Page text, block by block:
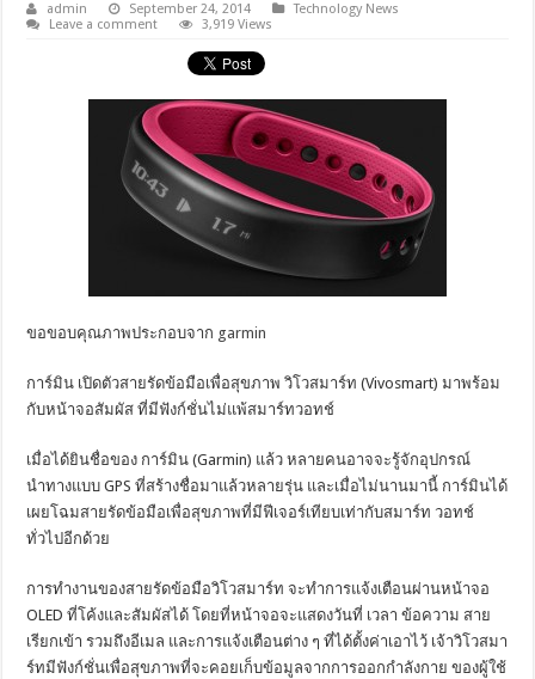
admin September 24, 2014
Technology News
Leave a comment
3,919 Views
ขอขอบคุณภาพประกอบจาก garmin
การ์มิน เปิดตัวสายรัดข้อมือเพื่อสุขภาพ วิโวสมาร์ท (Vivosmart) มาพร้อม
กับหน้าจอสัมผัส ที่มีฟังก์ชั่นไม่แพ้สมาร์ทวอทช์
เมื่อได้ยินชื่อของ การ์มิน (Garmin) แล้ว หลายคนอาจจะรู้จักอุปกรณ์
นำทางแบบ GPS ที่สร้างชื่อมาแล้วหลายรุ่น และเมื่อไม่นานมานี้ การ์มินได้
เผยโฉมสายรัดข้อมือเพื่อสุขภาพที่มีฟีเจอร์เทียบเท่ากับสมาร์ท วอทช์
ทั่วไปอีกด้วย
การทำงานของสายรัดข้อมือวิโวสมาร์ท จะทำการแจ้งเตือนผ่านหน้าจอ
OLED ที่โค้งและสัมผัสได้ โดยที่หน้าจอจะแสดงวันที่ เวลา ข้อความ สาย
เรียกเข้า รวมถึงอีเมล และการแจ้งเตือนต่าง ๆ ที่ได้ตั้งค่าเอาไว้ เจ้าวิโวสมา
ร์ทมีฟังก์ชั่นเพื่อสุขภาพที่จะคอยเก็บข้อมูลจากการออกกำลังกาย ของผู้ใช้